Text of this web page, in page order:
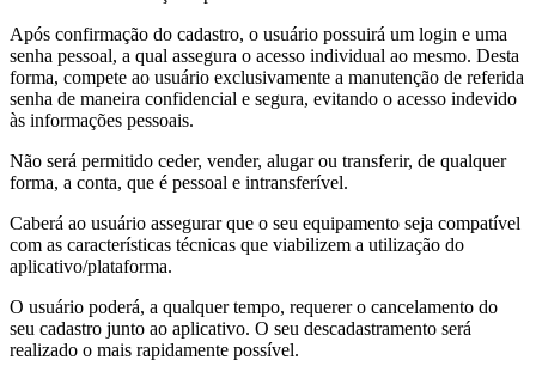
Após confirmação do cadastro, o usuário possuirá um login e uma
senha pessoal, a qual assegura o acesso individual ao mesmo. Desta
forma, compete ao usuário exclusivamente a manutenção de referida
senha de maneira confidencial e segura, evitando o acesso indevido
às informações pessoais.
Não será permitido ceder, vender, alugar ou transferir, de qualquer
forma, a conta, que é pessoal e intransferível.
Caberá ao usuário assegurar que o seu equipamento seja compatível
com as características técnicas que viabilizem a utilização do
aplicativo/plataforma.
O usuário poderá, a qualquer tempo, requerer o cancelamento do
seu cadastro junto ao aplicativo. O seu descadastramento será
realizado o mais rapidamente possível.